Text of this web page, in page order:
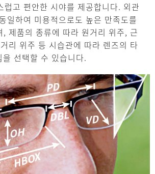
럽고 편안한 시야를 제공합니다. 외관
일하여 미용적으로도 높은 만족도를
, 제품의 종류에 따라 원거리 위주, 근
리 위주 등 시습관에 따라 렌즈의 타
을 선택할 수 있습니다.